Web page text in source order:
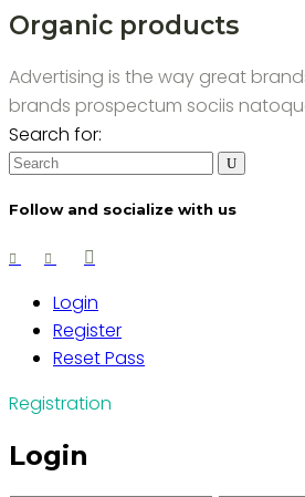
Organic products
Advertising is the way great
brands prospectum sociis
Search for:
Follow and socialize with us
Login
Register
Reset Pass
Registration
Login